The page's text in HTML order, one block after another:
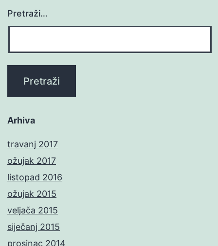
Pretraži…
Arhiva
travanj 2017
ožujak 2017
listopad 2016
ožujak 2015
veljača 2015
siječanj 2015
prosinac 2014